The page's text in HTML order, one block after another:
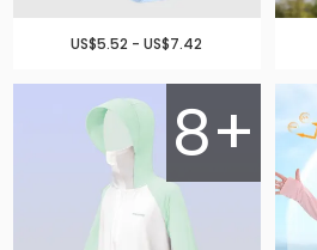
US$5.52 - US$7.42
8+